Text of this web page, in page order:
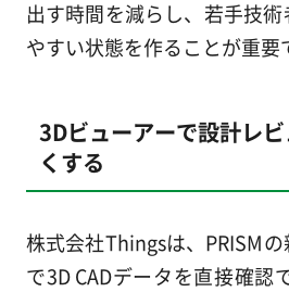
出す時間を減らし、若手技
やすい状態を作ることが重要
3Dビューアーで設計レ
くする
株式会社Thingsは、PRISM
で3D CADデータを直接確認